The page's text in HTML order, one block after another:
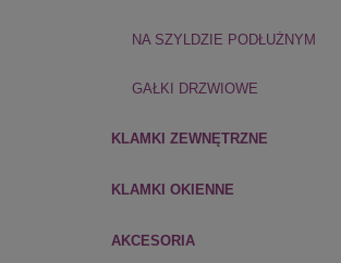
NA SZYLDZIE PODŁUŻNYM
GAŁKI DRZWIOWE
KLAMKI ZEWNĘTRZNE
KLAMKI OKIENNE
AKCESORIA